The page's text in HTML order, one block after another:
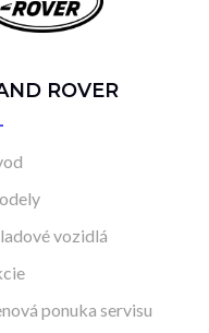
ROVER
vozidlá
ponuka servisu